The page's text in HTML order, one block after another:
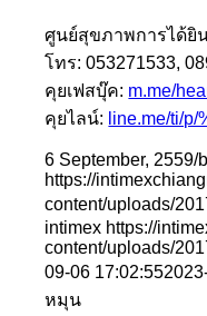
ศูนย์สุขภาพการได้ยิ
โทร: 053271533,
คุยเฟสบุ๊ค: m.me/
คุยไลน์: line.me/ti/
6 September, 2559/
https://
content/uploads/
intimex https://
content/uploads/
09-06 17:02:55
หมุน